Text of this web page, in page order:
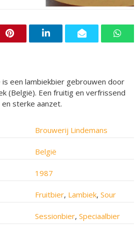
is een lambiekbier gebrouwen door
(België). Een fruitig en verfrissend
sterke aanzet.
Brouwerij Lindemans
België
1987
Fruitbier, Lambiek, Sour
Sessionbier, Speciaalbier